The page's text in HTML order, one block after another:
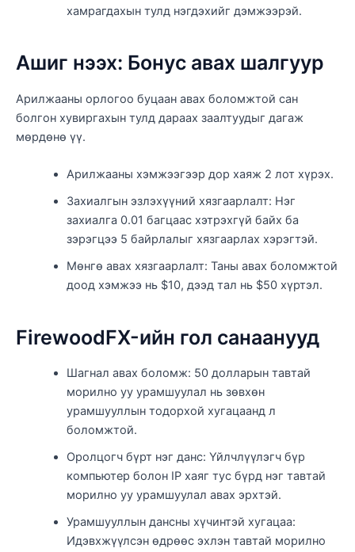
хамрагдахын тулд нэгдэхийг дэмжээрэй.
Ашиг нээх: Бонус авах шалгуур
Арилжааны орлогоо буцаан авах боломжтой сан
болгон хувиргахын тулд дараах заалтуудыг дагаж
мөрдөнө үү.
Арилжааны хэмжээгээр дор хаяж 2 лот хүрэх.
Захиалгын эзлэхүүний хязгаарлалт: Нэг
захиалга 0.01 багцаас хэтрэхгүй байх ба
зэрэгцээ 5 байрлалыг хязгаарлах хэрэгтэй.
Мөнгө авах хязгаарлалт: Таны авах боломжтой
доод хэмжээ нь $10, дээд тал нь $50 хүртэл.
FirewoodFX-ийн гол санаанууд
Шагнал авах боломж: 50 долларын тавтай
морилно уу урамшуулал нь зөвхөн
урамшууллын тодорхой хугацаанд л
боломжтой.
Оролцогч бүрт нэг данс: Үйлчлүүлэгч бүр
компьютер болон IP хаяг тус бүрд нэг тавтай
морилно уу урамшуулал авах эрхтэй.
Урамшууллын дансны хүчинтэй хугацаа:
Идэвхжүүлсэн өдрөөс эхлэн тавтай морилно